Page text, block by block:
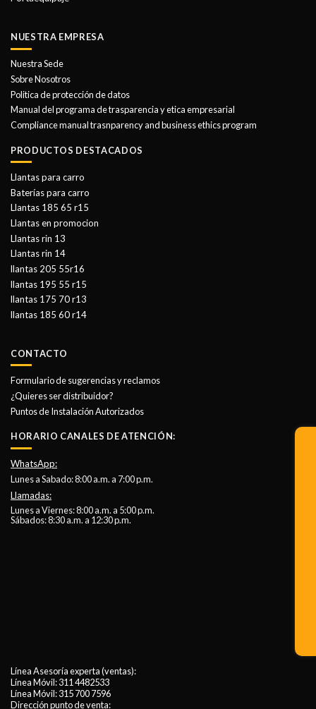
NUESTRA EMPRESA
Nuestra Sede
Sobre Nosotros
Politica de protección de datos
Manual del programa de trasparencia y etica empresarial
Compliance manual trasnparency and business ethics program
PRODUCTOS DESTACADOS
Llantas para carro
Baterías para carro
Llantas 185 65 r15
Llantas en promocion
Llantas rin 13
Llantas rin 14
llantas 205 55r16
llantas 195 55 r15
llantas 175 70 r13
llantas 185 60 r14
CONTACTO
Formulario de sugerencias y reclamos
¿Quieres ser distribuidor?
Puntos de Instalación Autorizados
HORARIO CANALES DE ATENCIÓN:
WhatsApp:
Lunes a Sabado: 8:00 a.m. a 7:00 p.m.
Llamadas:
Lunes a Viernes: 8:00 a.m. a 5:00 p.m.
Sábados: 8:30 a.m. a 12:30 p.m.
Línea Asesoría experta (ventas):
Línea Móvil:311 4482533
Línea Móvil:315 700 7596
Dirección punto de venta: